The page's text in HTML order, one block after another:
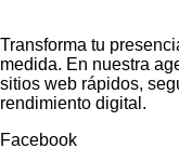
Transforma tu
medida. En nuestra
sitios web rápidos,
rendimiento digital.
Facebook